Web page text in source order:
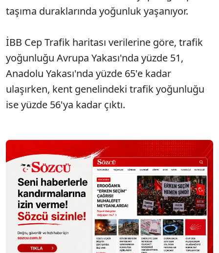
taşıma duraklarında yoğunluk yaşanıyor.
İBB Cep Trafik haritası verilerine göre, trafik
yoğunluğu Avrupa Yakası'nda yüzde 51,
Anadolu Yakası'nda yüzde 65'e kadar
ulaşırken, kent genelindeki trafik yoğunluğu
ise yüzde 56'ya kadar çıktı.